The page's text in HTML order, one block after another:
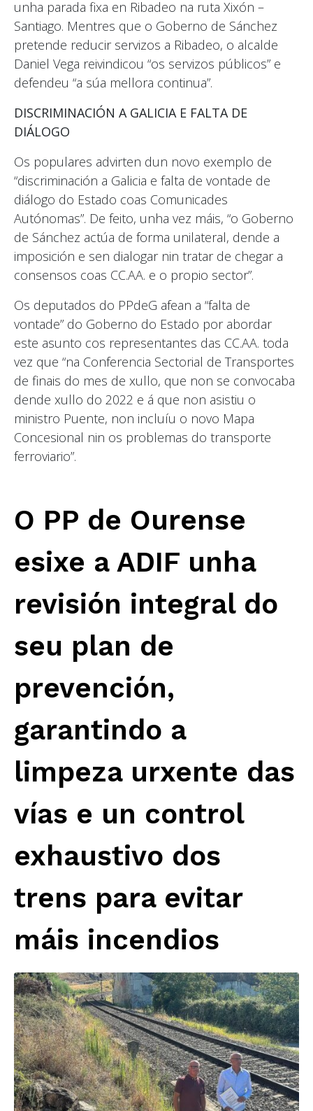
unha parada fixa en Ribadeo na ruta Xixón –
Santiago. Mentres que o Goberno de Sánchez
pretende reducir servizos a Ribadeo, o alcalde
Daniel Vega reivindicou “os servizos públicos” e
defendeu “a súa mellora continua”.
DISCRIMINACIÓN A GALICIA E FALTA DE
DIÁLOGO
Os populares advirten dun novo exemplo de
“discriminación a Galicia e falta de vontade de
diálogo do Estado coas Comunicades
Autónomas”. De feito, unha vez máis, “o Goberno
de Sánchez actúa de forma unilateral, dende a
imposición e sen dialogar nin tratar de chegar a
consensos coas CC.AA. e o propio sector”.
Os deputados do PPdeG afean a “falta de
vontade” do Goberno do Estado por abordar
este asunto cos representantes das CC.AA. toda
vez que “na Conferencia Sectorial de Transportes
de finais do mes de xullo, que non se convocaba
dende xullo do 2022 e á que non asistiu o
ministro Puente, non incluíu o novo Mapa
Concesional nin os problemas do transporte
ferroviario”.
O PP de Ourense
esixe a ADIF unha
revisión integral do
seu plan de
prevención,
garantindo a
limpeza urxente das
vías e un control
exhaustivo dos
trens para evitar
máis incendios